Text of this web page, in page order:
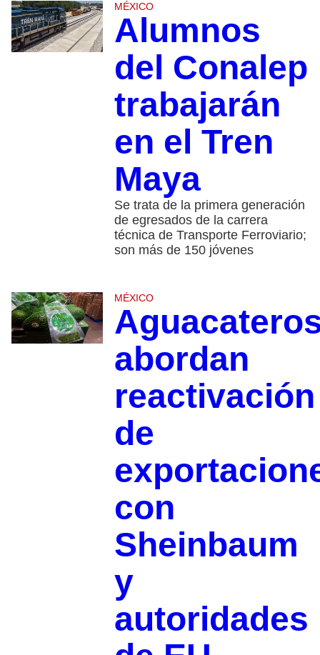
MÉXICO
Alumnos
del Conalep
trabajarán
en el Tren
Maya
Se trata de la primera generación
de egresados de la carrera
técnica de Transporte Ferroviario;
son más de 150 jóvenes
MÉXICO
abordan
reactivación
de
con
Sheinbaum
y
autoridades